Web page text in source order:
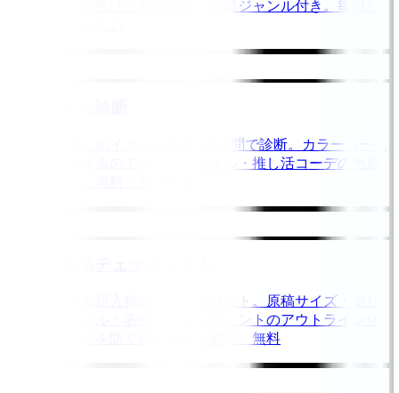
で、作業のお告げと相性の良い作業ジャンル付き。毎日引
あなたと推しのイメージカラーを8問で診断。カラーコード
付きで判定するのでグッズ・ネイル・推し活コーデの色選
同人誌の印刷所入稿前チェックリスト。原稿サイズ・塗り
足し・ノンブル・表紙データ・フォントのアウトライン化
など入稿ミスを防ぐ確認項目を網羅。無料